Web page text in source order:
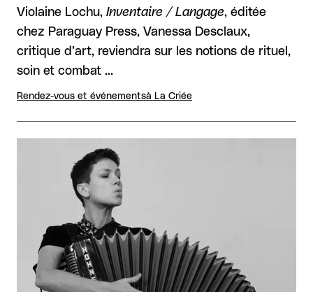
Violaine Lochu, Inventaire / Langage, éditée
chez Paraguay Press, Vanessa Desclaux,
critique d’art, reviendra sur les notions de rituel,
soin et combat …
Rendez-vous et événementsà La Criée